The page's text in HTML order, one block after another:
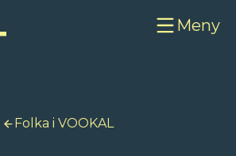
Meny
Folka i VOOKAL